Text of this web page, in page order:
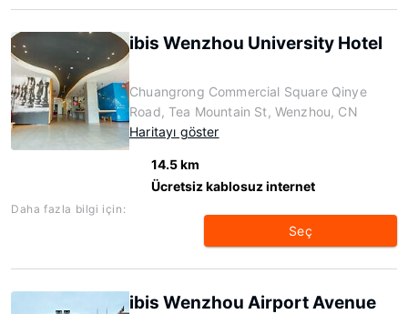
ibis Wenzhou University Hotel
Chuangrong Commercial Square Qinye
Road, Tea Mountain St, Wenzhou, CN
Haritayı göster
14.5 km
Ücretsiz kablosuz internet
Daha fazla bilgi için:
Seç
ibis Wenzhou Airport Avenue